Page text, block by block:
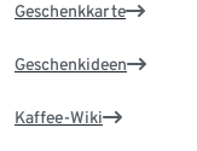
Geschenkkarte
Geschenkideen
Kaffee-Wiki